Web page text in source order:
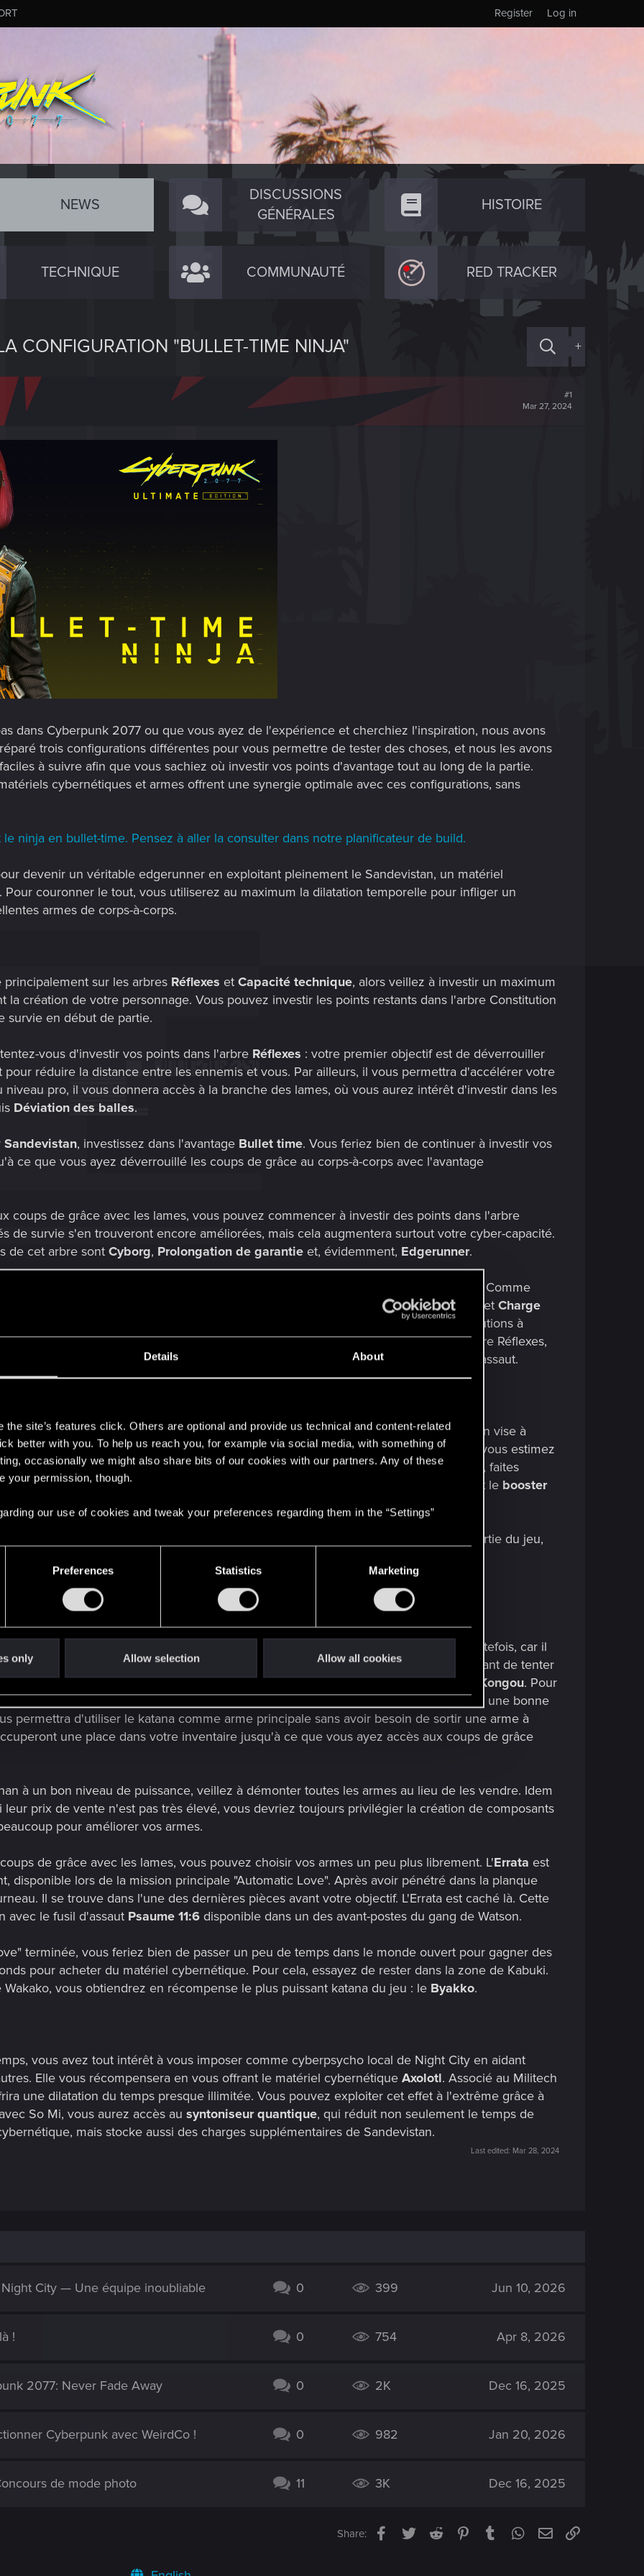
Details About
the site’s features click. Others are optional and provide us technical and content-related
better with you. To help us reach you, for example via social media, with something of
occasionally we might also share bits of our cookies with our partners. Any of these
your permission, though.
our use of cookies and tweak your preferences regarding them in the “Settings”
Preferences Statistics Marketing
only Allow selection Allow all cookies
Log in
Register
NEWS
DISCUSSIONS
GÉNÉRALES
HISTOIRE
TECHNIQUE COMMUNAUTÉ RED TRACKER
CONFIGURATION "BULLET-TIME NINJA" +
#1
Mar 27, 2024
dans Cyberpunk 2077 ou que vous ayez de l'expérience et cherchiez l'inspiration, nous avons
trois configurations différentes pour vous permettre de tester des choses, et nous les avons
à suivre afin que vous sachiez où investir vos points d'avantage tout au long de la partie.
cybernétiques et armes offrent une synergie optimale avec ces configurations, sans
ninja en bullet-time. Pensez à aller la consulter dans notre planificateur de build.
devenir un véritable edgerunner en exploitant pleinement le Sandevistan, un matériel
couronner le tout, vous utiliserez au maximum la dilatation temporelle pour infliger un
armes de corps-à-corps.
sur les arbres Réflexes et Capacité technique, alors veillez à investir un maximum
la création de votre personnage. Vous pouvez investir les points restants dans l'arbre Constitution
survie en début de partie.
vous d'investir vos points dans l'arbre Réflexes : votre premier objectif est de déverrouiller
pour réduire la distance entre les ennemis et vous. Par ailleurs, il vous permettra d'accélérer votre
pro, il vous donnera accès à la branche des lames, où vous aurez intérêt d'investir dans les
Déviation des balles.
Sandevistan, investissez dans l'avantage Bullet time. Vous feriez bien de continuer à investir vos
ce que vous ayez déverrouillé les coups de grâce au corps-à-corps avec l'avantage
coups de grâce avec les lames, vous pouvez commencer à investir des points dans l'arbre
de survie s'en trouveront encore améliorées, mais cela augmentera surtout votre cyber-capacité.
de cet arbre sont Cyborg, Prolongation de garantie et, évidemment, Edgerunner.
manière un peu plus souple une fois que vous avez obtenu l'avantage Edgerunner. Comme
points dans l'arbre Réflexes, vous pouvez acquérir l'avantage de maîtreMassacre et Charge
jouabilité, vous pouvez déverrouiller des avantages qui vous donneront plus de solutions à
en matière d'armes, mais comme vous avez déjà un niveau élevé dans l'arbre Réflexes,
branche de gauche pour améliorer considérablement les mitraillettes et les fusils d'assaut.
vous devez améliorer vos capacités de survie. Comme cette configuration vise à
corps-à-corps, il est essentiel d'acheter lacarapaceet lebouclier de proximité
. Si vous estimez
dégâts, un bon ajout serait les articulations bioniques ou lecicatrisant. Toutefois, faites
vous devez vous assurer d'avoir assez de place pour installer la
et le booster
Sandevistan. Le
vous permettra d'avancer dans la majeure partie du jeu,
ou un autre par le modèle
l'accent sur les lames, ce serait une bonne idée de vous en procurer une !
les plus puissants sont disponibles dans l'histoire principale. Ouvrez bien l'œil, toutefois, car il
la mission "Le casse", inspirez profondément et fouillez le penthouse de Yorinobu avant de tenter
armes iconiques s'y trouvent : lekatana Satori, lekaiken Nehanet lepistolet Kongou. Pour
rendre sur le toit et fouiller la Navi. Utilisés ensemble, le Satori et le Nehan assurent une bonne
permettra d'utiliser le katana comme arme principale sans avoir besoin de sortir une arme à
une place dans votre inventaire jusqu'à ce que vous ayez accès aux coups de grâce
à un bon niveau de puissance, veillez à démonter toutes les armes au lieu de les vendre. Idem
leur prix de vente n'est pas très élevé, vous devriez toujours privilégier la création de composants
pour améliorer vos armes.
de grâce avec les lames, vous pouvez choisir vos armes un peu plus librement. L'Errata est
disponible lors de la mission principale "Automatic Love". Après avoir pénétré dans la planque
Il se trouve dans l'une des dernières pièces avant votre objectif. L'Errata est caché là. Cette
avec le fusil d'assaut Psaume 11:6 disponible dans un des avant-postes du gang de Watson.
terminée, vous feriez bien de passer un peu de temps dans le monde ouvert pour gagner des
pour acheter du matériel cybernétique. Pour cela, essayez de rester dans la zone de Kabuki.
vous obtiendrez en récompense le plus puissant katana du jeu : le Byakko.
vous avez tout intérêt à vous imposer comme cyberpsycho local de Night City en aidant
Elle vous récompensera en vous offrant le matériel cybernétique Axolotl. Associé au Militech
une dilatation du temps presque illimitée. Vous pouvez exploiter cet effet à l'extrême grâce à
So Mi, vous aurez accès au syntoniseur quantique, qui réduit non seulement le temps de
mais stocke aussi des charges supplémentaires de Sandevistan.
Last edited: Mar 28, 2024
Night City — Une équipe inoubliable 0 399 Jun 10, 2026
! 0 754 Apr 8, 2026
2077: Never Fade Away 0 2K Dec 16, 2025
Cyberpunk avec WeirdCo ! 0 982 Jan 20, 2026
de mode photo 11 3K Dec 16, 2025
Share: Facebook
TwitterReddit PinterestTumblrWhatsApp
EmailLink